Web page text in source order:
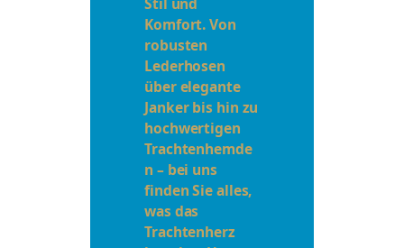
Komfort. Von
robusten
Lederhosen
über elegante
Janker bis hin zu
hochwertigen
Trachtenhemde
n – bei uns
finden Sie alles,
was das
Trachtenherz